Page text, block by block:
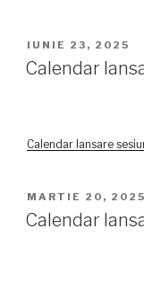
POSTED
ON
IUNIE 23, 2025
Calendar
Calendar lansare
POSTED
ON
MARTIE 20, 2025
Calendar